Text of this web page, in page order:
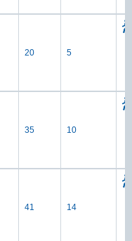
20 5
35 10
41 14